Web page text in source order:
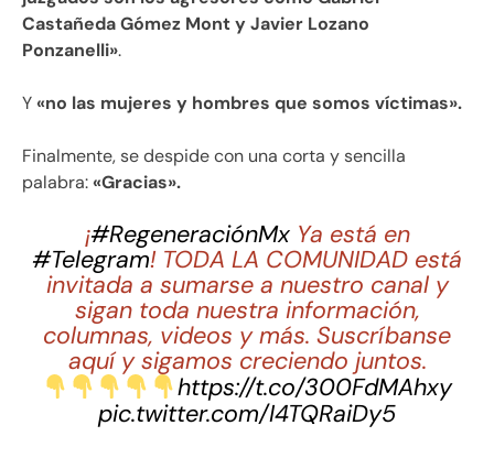
Castañeda Gómez Mont y Javier Lozano
Ponzanelli».
Y«no las mujeres y hombres que somos víctimas».
Finalmente, se despide con una corta y sencilla
palabra:«Gracias».
¡#RegeneraciónMxYa está en
#Telegram! TODA LA COMUNIDAD está
invitada a sumarse a nuestro canal y
sigan toda nuestra información,
columnas, videos y más. Suscríbanse
aquí y sigamos creciendo juntos.
https://t.co/300FdMAhxy
pic.twitter.com/I4TQRaiDy5